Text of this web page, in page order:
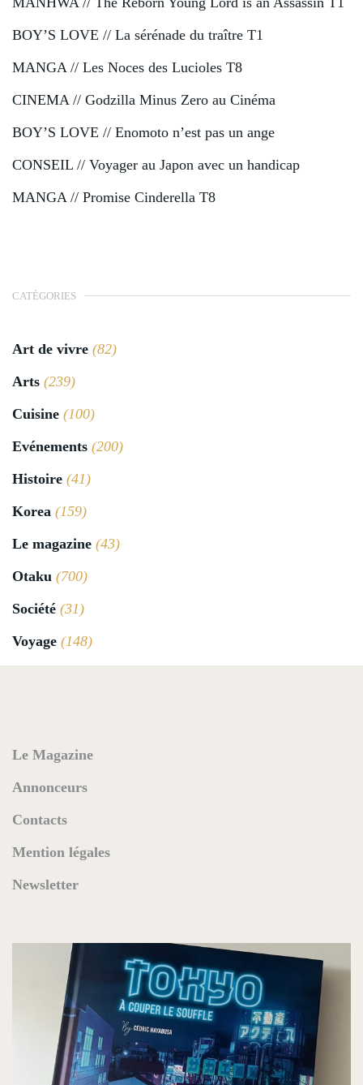
BOY’S LOVE // La sérénade du traître T1
MANGA // Les Noces des Lucioles T8
CINEMA // Godzilla Minus Zero au Cinéma
BOY’S LOVE // Enomoto n’est pas un ange
CONSEIL // Voyager au Japon avec un handicap
MANGA // Promise Cinderella T8
CATÉGORIES
Art de vivre (82)
Arts (239)
Cuisine (100)
Evénements (200)
Histoire (41)
Korea (159)
Le magazine (43)
Otaku (700)
Société (31)
Voyage (148)
Le Magazine
Annonceurs
Contacts
Mention légales
Newsletter